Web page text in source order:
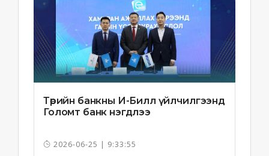
Төрийн банкны И-Билл үйлчилгээнд
Голомт банк нэгдлээ
2026-06-25 | 9:33:55